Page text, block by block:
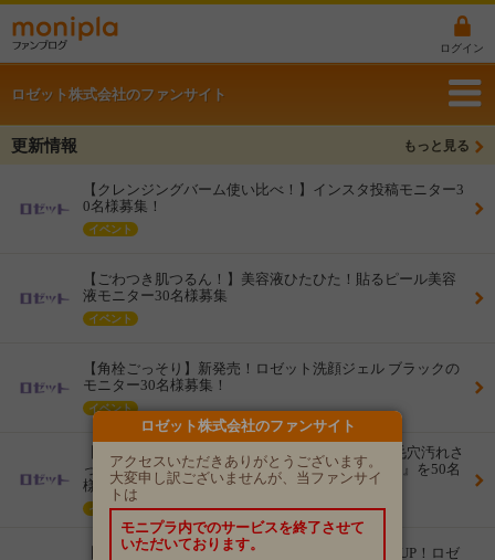
ログイン
ロゼット株式会社のファンサイト
更新情報 もっと見る
【クレンジングバーム使い比べ！】インスタ投稿モニター3
0名様募集！
イベント
【ごわつき肌つるん！】美容液ひたひた！貼るピール美容
液モニター30名様募集
イベント
【角栓ごっそり】新発売！ロゼット洗顔ジェル ブラックの
モニター30名様募集！
イベント
【洗顔迷子の混合肌さんに】濃密泡でうるおい×毛穴汚れさ
っぱり『ロゼット洗顔サボン スムースウォッシュ』を50名
様にお届け！
イベント
【新商品】つるつる角質ケアマスクでメイクのりUP！ロゼ
ロゼット株式会社のファンサイト
アクセスいただきありがとうございます。
大変申し訳ございませんが、当ファンサイ
トは
モニプラ内でのサービスを終了させて
いただいております。